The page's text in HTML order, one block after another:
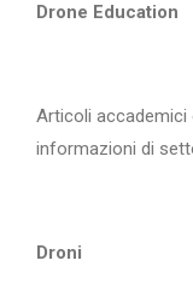
Drone Education
Articoli accademici
informazioni di
Droni